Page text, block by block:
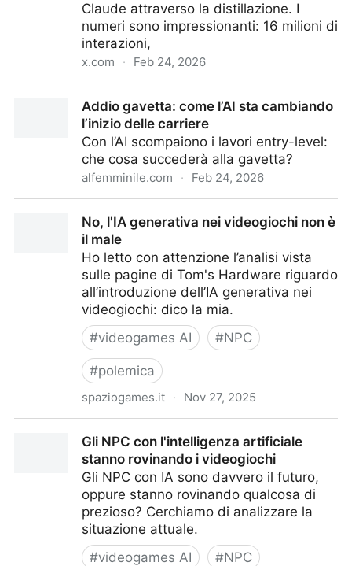
Claude attraverso la distillazione. I
numeri sono impressionanti: 16 milioni di
interazioni,
x.com · Feb 24, 2026
artificiale è attraversato da un grande clima di
Addio gavetta: come l’AI sta cambiando
l’inizio delle carriere
Con l’AI scompaiono i lavori entry-level:
che cosa succederà alla gavetta?
alfemminile.com · Feb 24, 2026
No, l'IA generativa nei videogiochi non è
il male
Ho letto con attenzione l’analisi vista
sulle pagine di Tom's Hardware riguardo
all’introduzione dell’IA generativa nei
videogiochi: dico la mia.
#videogames AI #NPC
#polemica
spaziogames.it · Nov 27, 2025
Gli NPC con l'intelligenza artificiale
stanno rovinando i videogiochi
Gli NPC con IA sono davvero il futuro,
oppure stanno rovinando qualcosa di
prezioso? Cerchiamo di analizzare la
situazione attuale.
#videogames AI #NPC